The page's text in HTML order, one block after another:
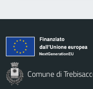
Comune di